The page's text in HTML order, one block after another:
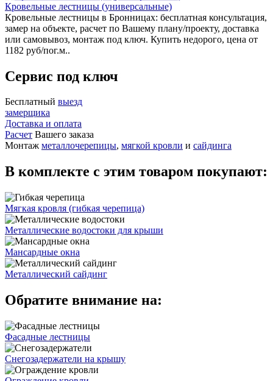
Кровельные лестницы (универсальные)
Кровельные лестницы в Бронницах: бесплатная консультация,
замер на объекте, расчет по Вашему плану/проекту, доставка
или самовывоз, монтаж под ключ. Купить недорого, цена от
1182 руб/пог.м..
Сервис под ключ
Бесплатный выезд
замерщика
Доставка и оплата
Расчет Вашего заказа
Монтаж металлочерепицы, мягкой кровли и сайдинга
В комплекте с этим товаром покупают:
Мягкая кровля (гибкая черепица)
Металлические водостоки для крыши
Мансардные окна
Металлический сайдинг
Обратите внимание на:
Фасадные лестницы
Снегозадержатели на крышу